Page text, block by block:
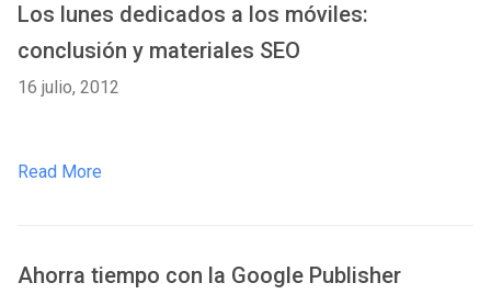
Los lunes dedicados a los móviles:
conclusión y materiales SEO
16 julio, 2012
Read More
Ahorra tiempo con la Google Publisher